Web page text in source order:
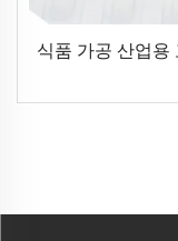
식품 가공 산업용